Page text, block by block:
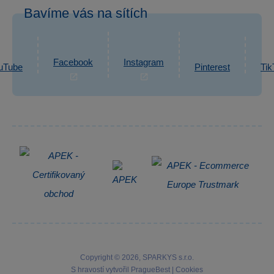
Reklamace
Informace o zpracování osobních údajů
eshop@sparkys.cz
Napsat zprávu
Bavíme vás na sítích
Facebook Instagram Pinterest
Copyright © 2026, SPARKYS s.r.o.
S hravostí vytvořil
PragueBest Cookies